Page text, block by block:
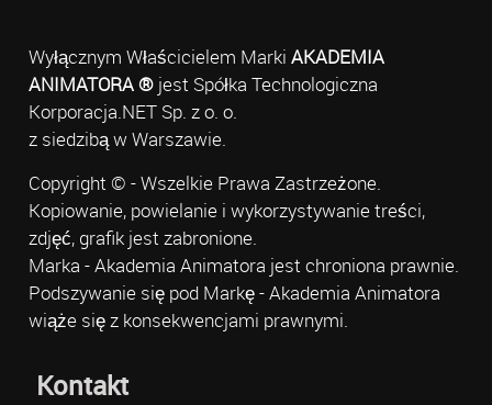
Wyłącznym Właścicielem Marki AKADEMIA
ANIMATORA ®jest Spółka Technologiczna
Korporacja.NET Sp. z o. o.
z siedzibą w Warszawie.
Copyright © - Wszelkie Prawa Zastrzeżone.
Kopiowanie, powielanie i wykorzystywanie treści,
zdjęć, grafik jest zabronione.
Marka - Akademia Animatora jest chroniona prawnie.
Podszywanie się pod Markę - Akademia Animatora
wiąże się z konsekwencjami prawnymi.
Kontakt